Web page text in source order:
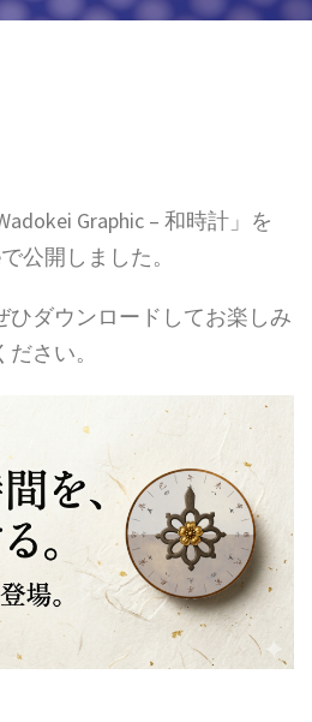
Graphic – 和時計」を
公開しました。
ひダウンロードしてお楽しみ
ださい。